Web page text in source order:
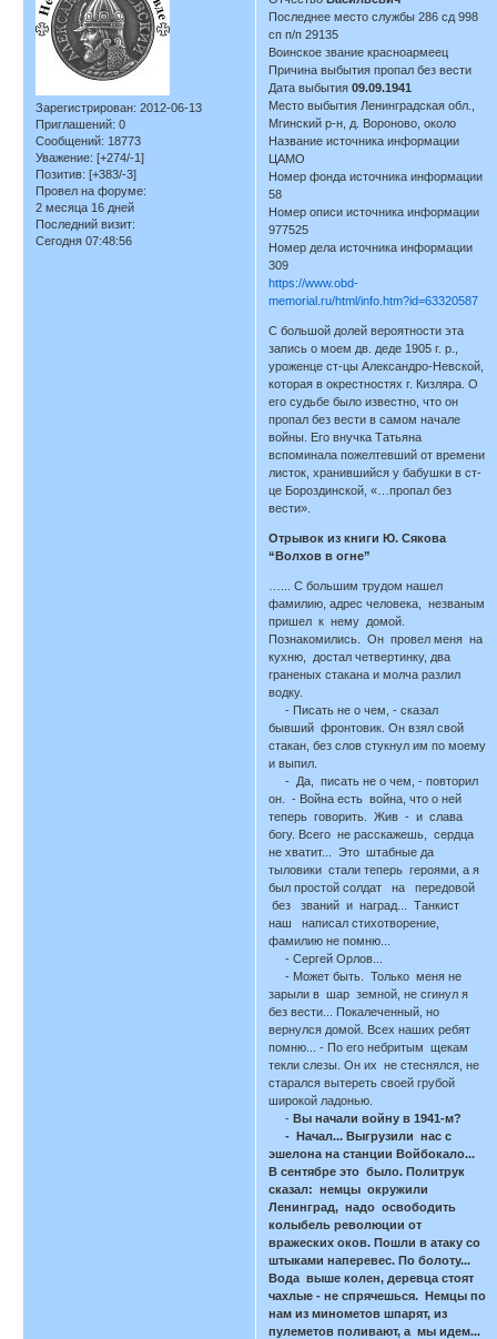
Зарегистрирован: 2012-06-13
Приглашений: 0
Сообщений: 18773
Уважение: [+274/-1]
Позитив: [+383/-3]
Провел на форуме:
2 месяца 16 дней
Последний визит:
Сегодня 07:48:56
Последнее место службы 286 сд 998
сп п/п 29135
Воинское звание красноармеец
Причина выбытия пропал без вести
Дата выбытия09.09.1941
Место выбытия Ленинградская обл.,
Мгинский р-н, д. Вороново, около
Название источника информации
ЦАМО
Номер фонда источника информации
58
Номер описи источника информации
977525
Номер дела источника информации
309
https://www.obd-
memorial.ru/html/info.htm?id=63320587
С большой долей вероятности эта
запись о моем дв. деде 1905 г. р.,
уроженце ст-цы Александро-Невской,
которая в окрестностях г. Кизляра. О
его судьбе было известно, что он
пропал без вести в самом начале
войны. Его внучка Татьяна
вспоминала пожелтевший от времени
листок, хранившийся у бабушки в ст-
це Бороздинской, «…пропал без
вести».
Отрывок из книги Ю. Сякова
“Волхов в огне”
…... С большим трудом нашел
фамилию, адрес человека, незваным
пришел к нему домой.
Познакомились. Он провел меня на
кухню, достал четвертинку, два
граненых стакана и молча разлил
водку.
- Писать не о чем, - сказал
бывший фронтовик. Он взял свой
стакан, без слов стукнул им по моему
и выпил.
- Да, писать не о чем, - повторил
он. - Война есть война, что о ней
теперь говорить. Жив - и слава
богу. Всего не расскажешь, сердца
не хватит... Это штабные да
тыловики стали теперь героями, а я
был простой солдат на передовой
без званий и наград... Танкист
наш написал стихотворение,
фамилию не помню...
- Сергей Орлов...
- Может быть. Только меня не
зарыли в шар земной, не сгинул я
без вести... Покалеченный, но
вернулся домой. Всех наших ребят
помню... - По его небритым щекам
текли слезы. Он их не стеснялся, не
старался вытереть своей грубой
широкой ладонью.
- Вы начали войну в 1941-м?
- Начал... Выгрузили нас с
эшелона на станции Войбокало...
В сентябре это было. Политрук
сказал: немцы окружили
Ленинград, надо освободить
колыбель революции от
вражеских оков. Пошли в атаку со
штыками наперевес. По болоту...
Вода выше колен, деревца стоят
чахлые - не спрячешься. Немцы по
нам из минометов шпарят, из
пулеметов поливают, а мы идем...